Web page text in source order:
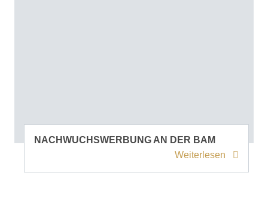
NACHWUCHSWERBUNG AN DER BAM
Weiterlesen